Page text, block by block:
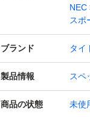
NEC
スポ
ブランド タイ
製品情報 スペ
商品の状態 未使